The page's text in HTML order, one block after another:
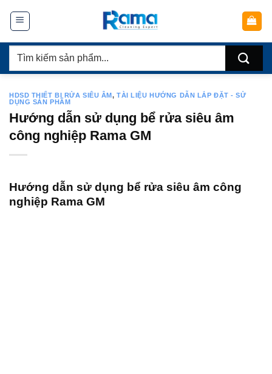
dung
Tìm
HDSD THIẾT BỊ RỬA SIÊU ÂM,TÀI LIỆU HƯỚNG DẪN LẮP ĐẶT - SỬ
DỤNG SẢN PHẨM
Hướng dẫn sử dụng bể rửa siêu âm
công nghiệp Rama GM
Hướng dẫn sử dụng bể rửa siêu âm công
nghiệp Rama GM